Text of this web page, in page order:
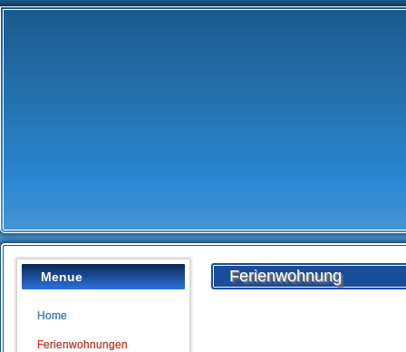
Menue
Home
Ferienwohnungen
Ferienwohnung